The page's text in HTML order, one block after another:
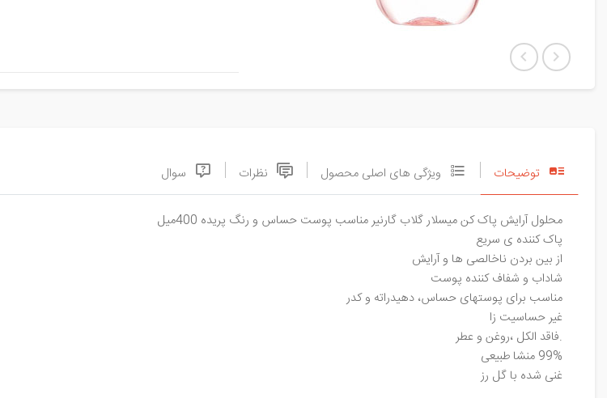
توضیحات ویژگی های اصلی محصول نظرات سوال
محلول آرایش پاک کن میسلار گلاب گارنیر مناسب پوست حساس و رنگ پریده 400میل
پاک کننده ی سریع
از بین بردن ناخالصی ها و آرایش
شاداب و شفاف کننده پوست
مناسب برای پوستهای حساس، دهیدراته و کدر
غیر حساسیت زا
.فاقد الکل ،روغن و عطر
99% منشا طبیعی
غنی شده با گل رز